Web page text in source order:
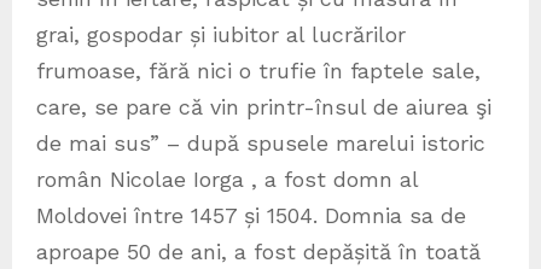
grai, gospodar și iubitor al lucrărilor
frumoase, fără nici o trufie în faptele sale,
care, se pare că vin printr-însul de aiurea şi
de mai sus” – după spusele marelui istoric
român Nicolae Iorga , a fost domn al
Moldovei între 1457 și 1504. Domnia sa de
aproape 50 de ani, a fost depășită în toată